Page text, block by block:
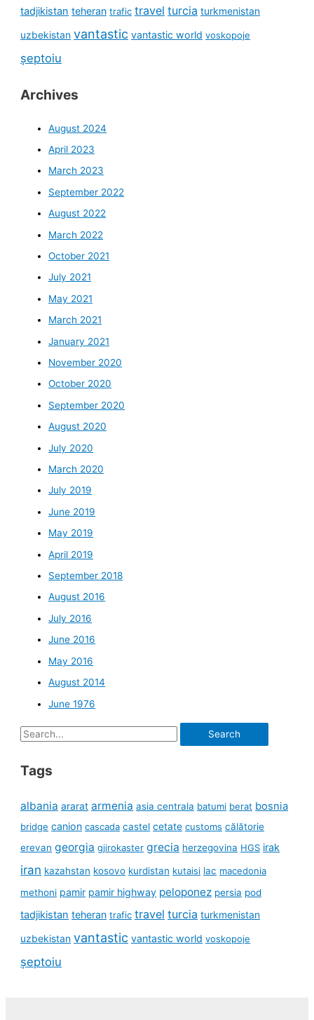
tadjikistan teheran trafic travel turcia turkmenistan
uzbekistan vantastic vantastic world voskopoje
șeptoiu
Archives
August 2024
April 2023
March 2023
September 2022
August 2022
March 2022
October 2021
July 2021
May 2021
March 2021
January 2021
November 2020
October 2020
September 2020
August 2020
July 2020
March 2020
July 2019
June 2019
May 2019
April 2019
September 2018
August 2016
July 2016
June 2016
May 2016
August 2014
June 1976
Search
Tags
albania ararat armenia asia centrala batumi berat bosnia
bridge canion cascada castel cetate customs călătorie
erevan georgia gjirokaster grecia herzegovina HGS irak
iran kazahstan kosovo kurdistan kutaisi lac macedonia
methoni pamir pamir highway peloponez persia pod
tadjikistan teheran trafic travel turcia turkmenistan
uzbekistan vantastic vantastic world voskopoje
șeptoiu